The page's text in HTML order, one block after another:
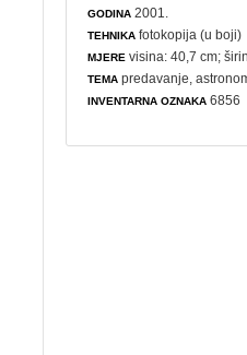
GODINA 2001.
TEHNIKA fotokopija (u boji)
MJERE visina: 40,7 cm;
TEMA predavanje ,
INVENTARNA OZNAKA 6856